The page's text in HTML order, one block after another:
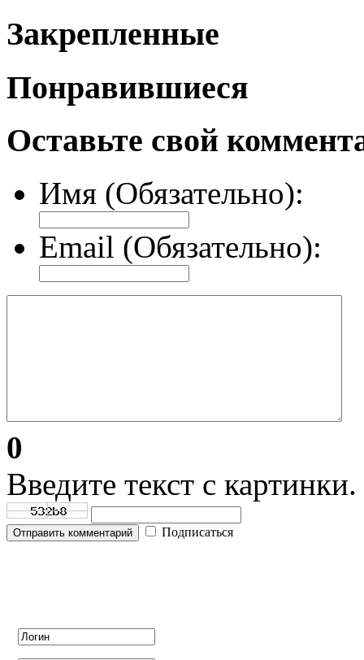
Закрепленные
Понравившиеся
Оставьте свой
Имя (Обязательно):
Email (Обязательно):
0
Введите текст с
Отправить комментарий Подписаться